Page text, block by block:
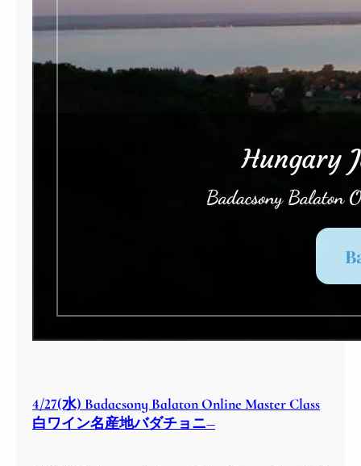
4/27(水) Badacsony Balaton Online Master Class
白ワイン名産地バダチョニ―